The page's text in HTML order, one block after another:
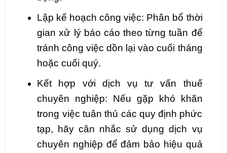
Lập kế hoạch công việc: Phân bổ thời
gian xử lý báo cáo theo từng tuần để
tránh công việc dồn lại vào cuối tháng
hoặc cuối quý.
Kết hợp với dịch vụ tư vấn thuế
chuyên nghiệp: Nếu gặp khó khăn
trong việc tuân thủ các quy định phức
tạp, hãy cân nhắc sử dụng dịch vụ
chuyên nghiệp để đảm bảo hiệu quả